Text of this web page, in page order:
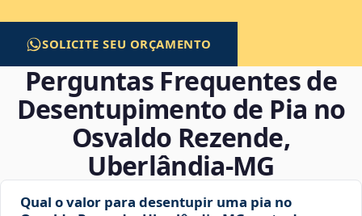
SOLICITE SEU ORÇAMENTO
Perguntas Frequentes de
Desentupimento de Pia no
Osvaldo Rezende,
Uberlândia‑MG
Qual o valor para desentupir uma pia no